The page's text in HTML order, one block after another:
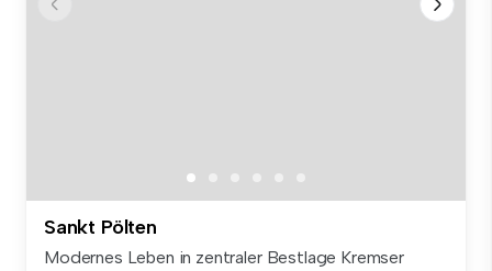
Sankt Pölten
Modernes Leben in zentraler Bestlage Kremser